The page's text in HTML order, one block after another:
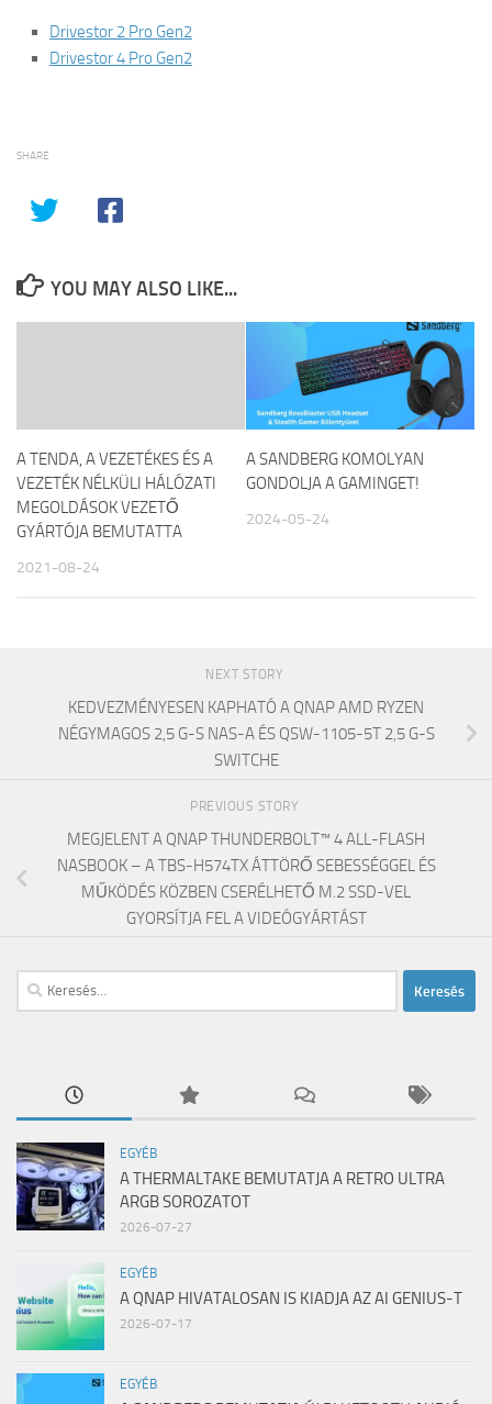
Drivestor 2 Pro Gen2
Drivestor 4 Pro Gen2
SHARE
YOU MAY ALSO LIKE...
A TENDA, A VEZETÉKES ÉS A
VEZETÉK NÉLKÜLI HÁLÓZATI
MEGOLDÁSOK VEZETŐ
GYÁRTÓJA BEMUTATTA
2021-08-24
A SANDBERG KOMOLYAN
GONDOLJA A GAMINGET!
2024-05-24
NEXT STORY
KEDVEZMÉNYESEN KAPHATÓ A QNAP AMD RYZEN
NÉGYMAGOS 2,5 G-S NAS-A ÉS QSW-1105-5T 2,5 G-S
SWITCHE
PREVIOUS STORY
MEGJELENT A QNAP THUNDERBOLT™ 4 ALL-FLASH
NASBOOK – A TBS-H574TX ÁTTÖRŐ SEBESSÉGGEL ÉS
MŰKÖDÉS KÖZBEN CSERÉLHETŐ M.2 SSD-VEL
GYORSÍTJA FEL A VIDEÓGYÁRTÁST
Keresés:
EGYÉB
A THERMALTAKE BEMUTATJA A RETRO ULTRA
ARGB SOROZATOT
2026-07-27
EGYÉB
A QNAP HIVATALOSAN IS KIADJA AZ AI GENIUS-T
2026-07-17
EGYÉB